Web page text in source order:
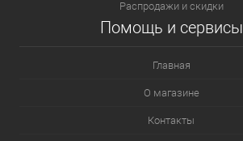
Распродажи и скидки
Помощь и сервисы
Главная
О магазине
Контакты